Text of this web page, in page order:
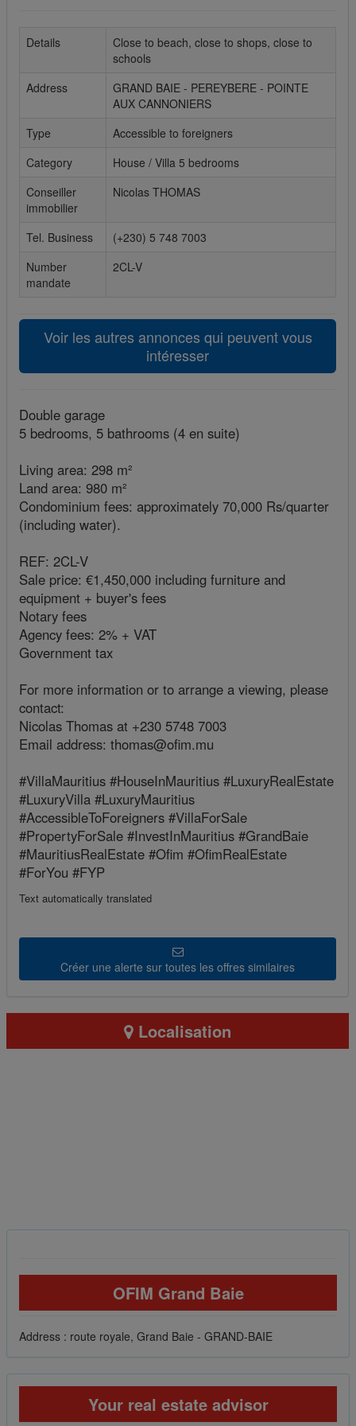
Les cookies sociaux sont utilisés pour afficher les réseaux
avec vos amis.
Details
Close to beach, close to shops, close to
schools
Address
GRAND BAIE - PEREYBERE - POINTE
AUX CANNONIERS
Type
Accessible to foreigners
Category
House / Villa 5 bedrooms
Conseiller
immobilier
Nicolas THOMAS
Tel. Business
(+230) 5 748 7003
Number
mandate
2CL-V
Voir les autres annonces qui peuvent vous
intéresser
Double garage
5 bedrooms, 5 bathrooms (4 en suite)
Living area: 298 m²
Land area: 980 m²
Condominium fees: approximately 70,000 Rs/quarter
(including water).
REF: 2CL-V
Sale price: €1,450,000 including furniture and
equipment + buyer's fees
Notary fees
Agency fees: 2% + VAT
Government tax
For more information or to arrange a viewing, please
contact:
Nicolas Thomas at +230 5748 7003
Email address: thomas@ofim.mu
#VillaMauritius #HouseInMauritius #LuxuryRealEstate
#LuxuryVilla #LuxuryMauritius
#AccessibleToForeigners #VillaForSale
#PropertyForSale #InvestInMauritius #GrandBaie
#MauritiusRealEstate #Ofim #OfimRealEstate
#ForYou #FYP
Text automatically translated
Créer une alerte sur toutes les offres similaires
Localisation
OFIM Grand Baie
Address : route royale, Grand Baie - GRAND-BAIE
Your real estate advisor